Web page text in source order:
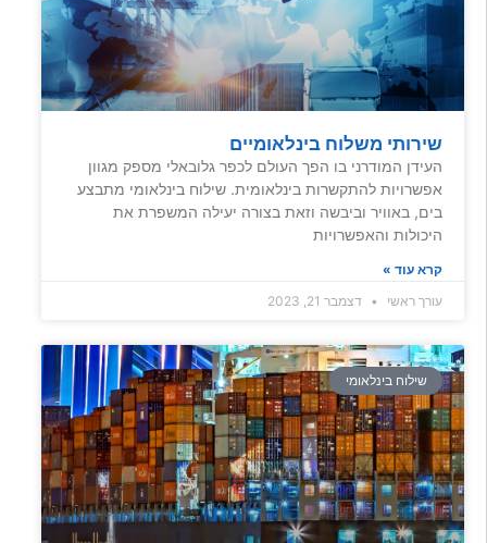
שירותי משלוח בינלאומיים
העידן המודרני בו הפך העולם לכפר גלובאלי מספק מגוון
אפשרויות להתקשרות בינלאומית. שילוח בינלאומי מתבצע
בים, באוויר וביבשה וזאת בצורה יעילה המשפרת את
היכולות והאפשרויות
קרא עוד »
עורך ראשי
דצמבר 21, 2023
שילוח בינלאומי